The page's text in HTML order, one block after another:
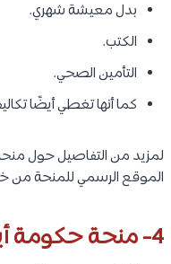
بدل معيشة شهري.
الكتب.
التأمين الصحي.
كما أنها تغطي أيضًا
لمزيد من التفاصيل حول منحة
الموقع الرسمي للمنحة من
4- منحة حكومة أيرلندا: